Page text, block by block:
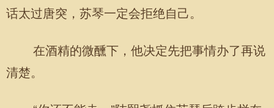
话太过唐突，苏琴一定会拒绝自己。
在酒精的微醺下，他决定先把事情办了再说
清楚。